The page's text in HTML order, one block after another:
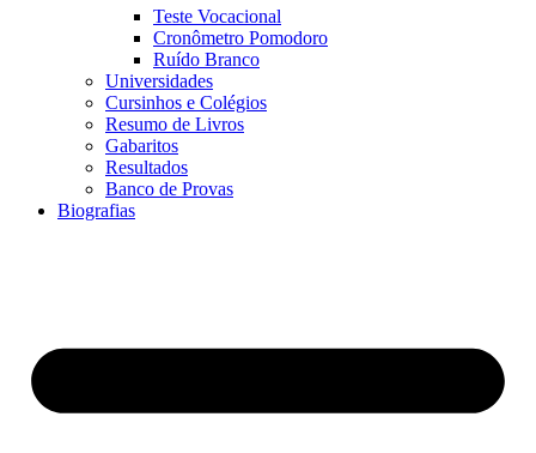
Teste Vocacional
Cronômetro Pomodoro
Ruído Branco
Universidades
Cursinhos e Colégios
Resumo de Livros
Gabaritos
Resultados
Banco de Provas
Biografias